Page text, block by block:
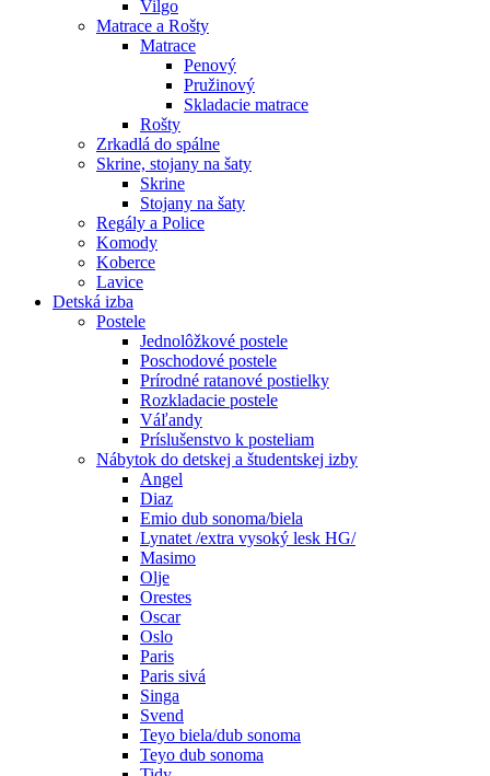
Vilgo
Matrace a Rošty
Matrace
Penový
Pružinový
Skladacie matrace
Rošty
Zrkadlá do spálne
Skrine, stojany na šaty
Skrine
Stojany na šaty
Regály a Police
Komody
Koberce
Lavice
Detská izba
Postele
Jednolôžkové postele
Poschodové postele
Prírodné ratanové postielky
Rozkladacie postele
Váľandy
Príslušenstvo k posteliam
Nábytok do detskej a študentskej izby
Angel
Diaz
Emio dub sonoma/biela
Lynatet /extra vysoký lesk HG/
Masimo
Olje
Orestes
Oscar
Oslo
Paris
Paris sivá
Singa
Svend
Teyo biela/dub sonoma
Teyo dub sonoma